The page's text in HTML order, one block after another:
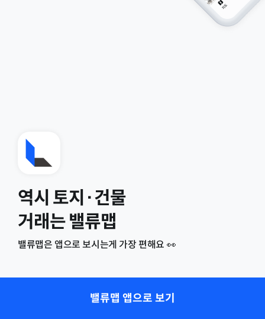
역시 토지·건물
거래는 밸류맵
밸류맵은 앱으로 보시는게 가장 편해요 👀
밸류맵 앱으로 보기